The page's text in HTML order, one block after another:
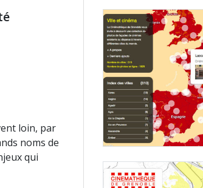
loin, par
noms de
qui